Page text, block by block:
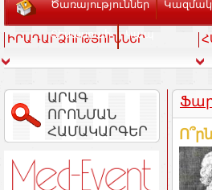
Ծառայություններ
Տեսասրահ Կապ
ԻՐԱԴԱՐՁՈՒԹՅՈՒՆՆԵՐ
ԱՐԱԳ
ՈՐՈՆՄԱՆ
ՀԱՄԱԿԱՐԳԵՐ